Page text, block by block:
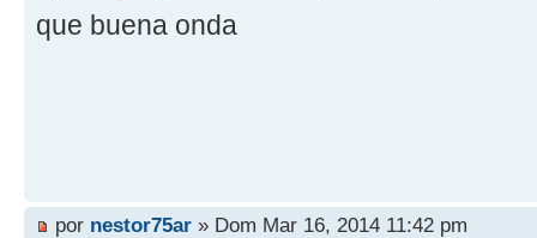
que buena onda
por nestor75ar » Dom Mar 16, 2014 11:42 pm